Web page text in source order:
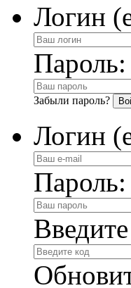
Логин
Пароль:
Забыли пароль?
Логин
Пароль: